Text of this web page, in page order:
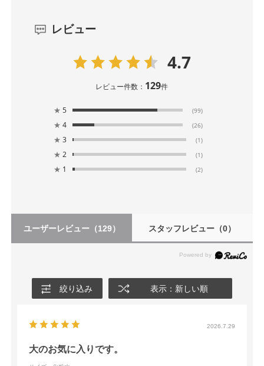
レビュー
4.7
レビュー件数： 129件
★ 5 (99)
★ 4 (26)
★ 3 (1)
★ 2 (1)
★ 1 (2)
ユーザーレビュー（129） スタッフレビュー （0）
絞り込み 表示：新しい順
2026.7.29
大のお気に入りです。